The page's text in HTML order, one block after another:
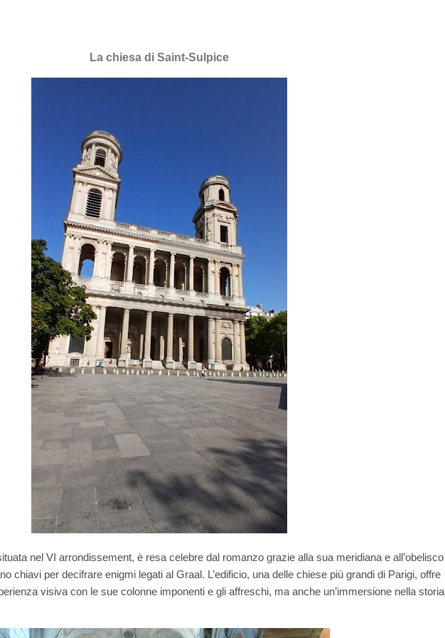
La chiesa di Saint-Sulpice
nel VI arrondissement, è resa celebre dal romanzo grazie alla sua meridiana e all’obelisco
chiavi per decifrare enigmi legati al Graal. L’edificio, una delle chiese più grandi di Parigi, offre
visiva con le sue colonne imponenti e gli affreschi, ma anche un’immersione nella storia